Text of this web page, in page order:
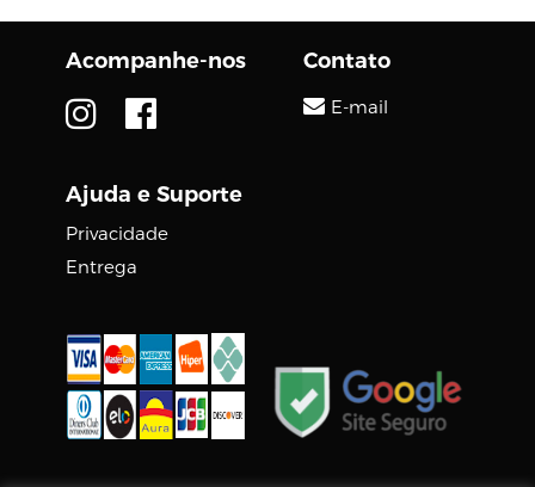
Acompanhe-nos
Ajuda e Suporte
Privacidade
Entrega
Contato
E-mail